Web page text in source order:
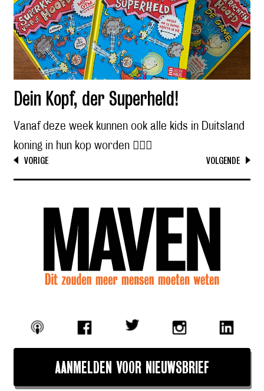
Dein Kopf, der Superheld!
Vanaf deze week kunnen ook alle kids in Duitsland
koning in hun kop worden 🦸🏼‍♂️
VORIGE
VOLGENDE
AANMELDEN VOOR NIEUWSBRIEF